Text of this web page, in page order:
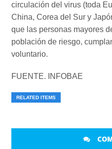
circulación del virus (toda
China, Corea del Sur y
que las personas mayores
población de riesgo,
voluntario.
FUENTE. INFOBAE
RELATED ITEMS